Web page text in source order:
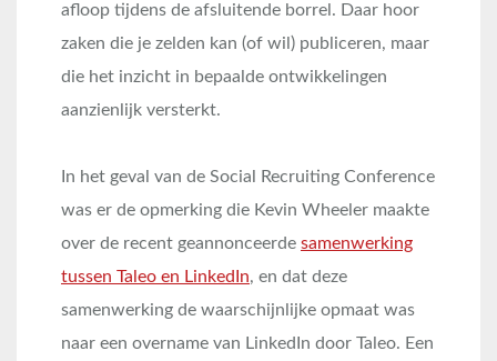
afloop tijdens de afsluitende borrel. Daar hoor
zaken die je zelden kan (of wil) publiceren, maar
die het inzicht in bepaalde ontwikkelingen
aanzienlijk versterkt.
In het geval van de Social Recruiting Conference
was er de opmerking die Kevin Wheeler maakte
over de recent geannonceerde samenwerking
tussen Taleo en LinkedIn, en dat deze
samenwerking de waarschijnlijke opmaat was
naar een overname van LinkedIn door Taleo. Een